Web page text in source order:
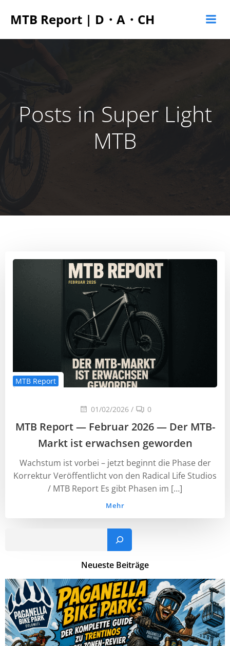
Inhalt
MTB Report | D・A・CH
Posts in Super Light
MTB
MTB Report
01/02/2026 / 0
MTB Report — Februar 2026 — Der MTB-
Markt ist erwachsen geworden
Wachstum ist vorbei – jetzt beginnt die Phase der
Korrektur Veröffentlicht von den Radical Life Studios
/ MTB Report Es gibt Phasen im […]
Mehr
Neueste Beiträge